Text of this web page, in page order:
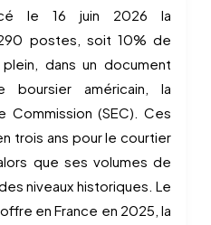
le 16 juin 2026 la
postes, soit 10% de
dans un document
boursier américain, la
Commission (SEC). Ces
trois ans pour le courtier
que ses volumes de
niveaux historiques. Le
en France en 2025, la